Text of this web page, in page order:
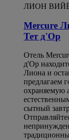
ЛИОН
Mercure
Тет д'Ор
Отель
д'Ор
Лиона и
предлагаем
охраняемую
сытный